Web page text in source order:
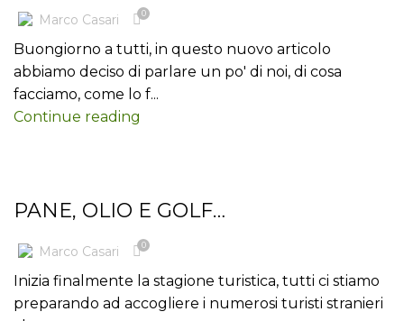
Marco Casari 0
Buongiorno a tutti, in questo nuovo articolo
abbiamo deciso di parlare un po' di noi, di cosa
facciamo, come lo f...
Continue reading
PANE, OLIO E GOLF…
Marco Casari 0
Inizia finalmente la stagione turistica, tutti ci stiamo
preparando ad accogliere i numerosi turisti stranieri